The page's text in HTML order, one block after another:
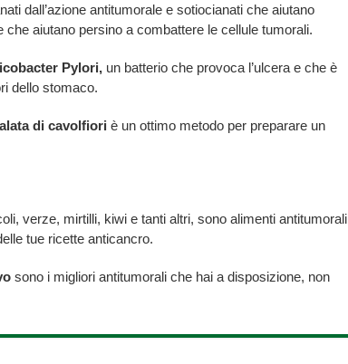
dall’azione antitumorale e sotiocianati che aiutano
che aiutano persino a combattere le cellule tumorali.
Pylori,un batterio che provoca l’ulcera e che è
dello stomaco.
di cavolfiori è un ottimo metodo per preparare un
verze, mirtilli, kiwi e tanti altri, sono alimenti antitumorali
tue ricette anticancro.
sono i migliori antitumorali che hai a disposizione, non